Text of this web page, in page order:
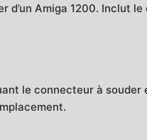
Amiga 1200. Inclut
le connecteur à souder